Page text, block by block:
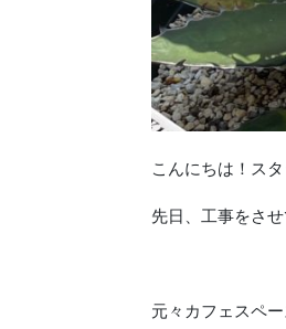
こんにちは！ス
先日、工事をさ
元々カフェスペ